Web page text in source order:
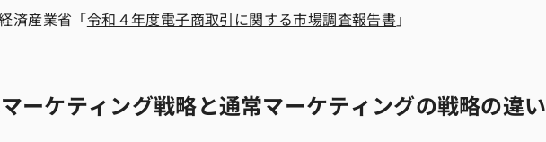
済産業省「令和４年度電子商取引に関する市場調査報告書 」
ーケティング戦略と通常マーケティングの戦略の違い